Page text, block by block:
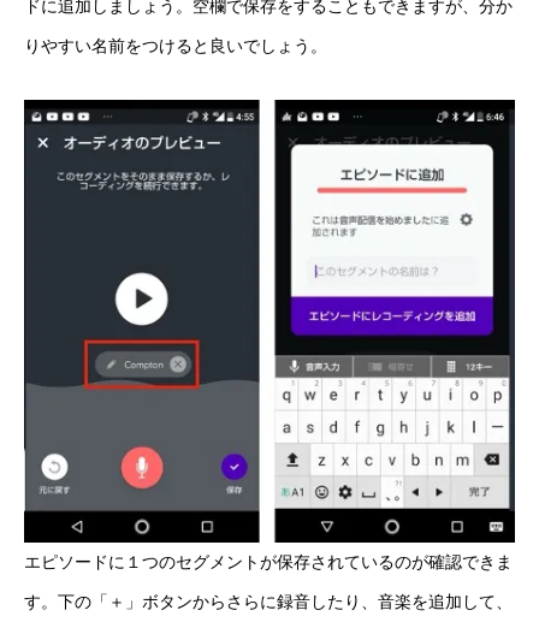
ドに追加しましょう。空欄で保存をすることもできますが、分か
りやすい名前をつけると良いでしょう。
エピソードに１つのセグメントが保存されているのが確認できま
す。下の「＋」ボタンからさらに録音したり、音楽を追加して、